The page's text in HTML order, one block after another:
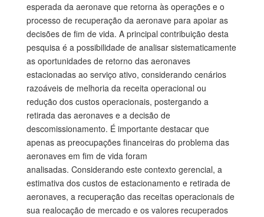
esperada da aeronave que retorna às operações e o
processo de recuperação da aeronave para apoiar as
decisões de fim de vida. A principal contribuição desta
pesquisa é a possibilidade de analisar sistematicamente
as oportunidades de retorno das aeronaves
estacionadas ao serviço ativo, considerando cenários
razoáveis ​​de melhoria da receita operacional ou
redução dos custos operacionais, postergando a
retirada das aeronaves e a decisão de
descomissionamento. É importante destacar que
apenas as preocupações financeiras do problema das
aeronaves em fim de vida foram
analisadas. Considerando este contexto gerencial, a
estimativa dos custos de estacionamento e retirada de
aeronaves, a recuperação das receitas operacionais de
sua realocação de mercado e os valores recuperados